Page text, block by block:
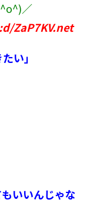
／
ZaP7KV.net
い」
いいんじゃな